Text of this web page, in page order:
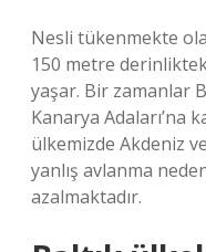
Nesli tükenmekte
150 metre
yaşar. Bir zamanlar
Kanarya Adaları’na
ülkemizde Akdeniz
yanlış avlanma
azalmaktadır.